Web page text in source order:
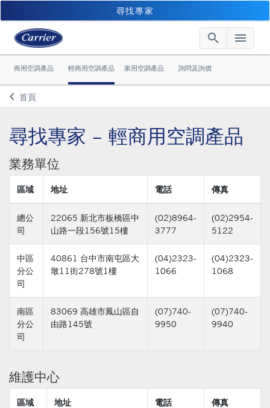
尋找專家
search menu
商用空調產品 輕商用空調產品 家用空調產品 詢問及詢價
keyboard_arrow_leftArrow back
首頁
尋找專家 – 輕商用空調產品
業務單位
區域 地址 電話 傳真
總公
司
22065 新北市板橋區中
山路一段156號15樓
(02)8964-
3777
(02)2954-
5122
中區
分公
司
40861 台中市南屯區大
墩11街278號1樓
(04)2323-
1066
(04)2323-
1068
南區
分公
司
83069 高雄市鳳山區自
由路145號
(07)740-
9950
(07)740-
9940
維護中心
區域 地址 電話 傳真